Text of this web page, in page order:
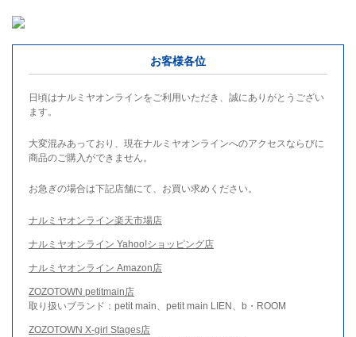
お客様各位
日頃はナルミヤオンラインをご利用いただき、誠にありがとうござい
ます。
大変混みあっており、現在ナルミヤオンラインへのアクセスならびに
商品のご購入ができません。
お急ぎの場合は下記店舗にて、お買い求めください。
ナルミヤオンライン楽天市場店
ナルミヤオンライン Yahoo!ショッピング店
ナルミヤオンライン Amazon店
ZOZOTOWN petitmain店
取り扱いブランド：petit main、petit main LIEN、b・ROOM
ZOZOTOWN X-girl Stages店